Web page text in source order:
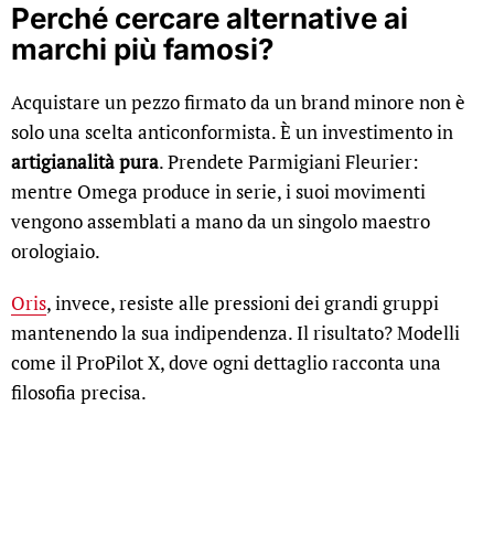
Perché cercare alternative ai
marchi più famosi?
Acquistare un pezzo firmato da un brand minore non è
solo una scelta anticonformista. È un investimento in
artigianalità pura. Prendete Parmigiani Fleurier:
mentre Omega produce in serie, i suoi movimenti
vengono assemblati a mano da un singolo maestro
orologiaio.
Oris, invece, resiste alle pressioni dei grandi gruppi
mantenendo la sua indipendenza. Il risultato? Modelli
come il ProPilot X, dove ogni dettaglio racconta una
filosofia precisa.